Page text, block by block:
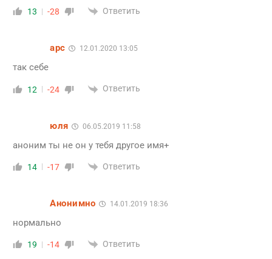
13 -28 Ответить
арс 12.01.2020 13:05
так себе
12 -24 Ответить
юля 06.05.2019 11:58
аноним ты не он у тебя другое имя+
14 -17 Ответить
Анонимно 14.01.2019 18:36
нормально
19 -14 Ответить